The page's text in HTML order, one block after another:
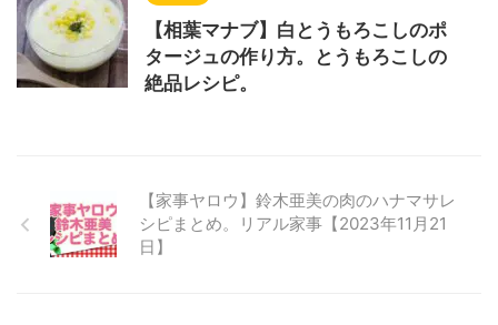
【相葉マナブ】白とうもろこしのポ
タージュの作り方。とうもろこしの
絶品レシピ。
【家事ヤロウ】鈴木亜美の肉のハナマサレ
シピまとめ。リアル家事【2023年11月21
日】